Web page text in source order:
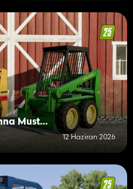
John Deere 90 / Owatonna Mustang 320
12 Haziran 2026